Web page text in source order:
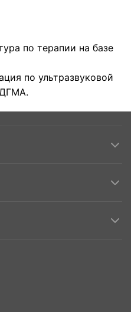
по терапии на базе
по ультразвуковой
ДГМА.